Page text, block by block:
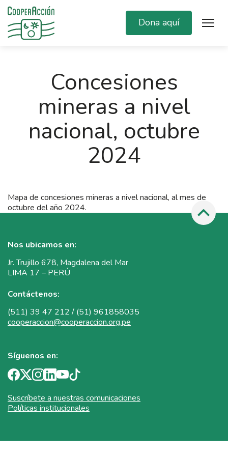
Dona aquí
Concesiones
mineras a nivel
nacional, octubre
2024
Mapa de concesiones mineras a nivel nacional, al mes de
octubre del año 2024.
Nos ubicamos en:
Jr. Trujillo 678, Magdalena del Mar
LIMA 17 – PERÚ
Contáctenos:
(511) 39 47 212 / (51) 961858035
cooperaccion@cooperaccion.org.pe
Síguenos en:
Suscríbete a nuestras comunicaciones
Políticas institucionales